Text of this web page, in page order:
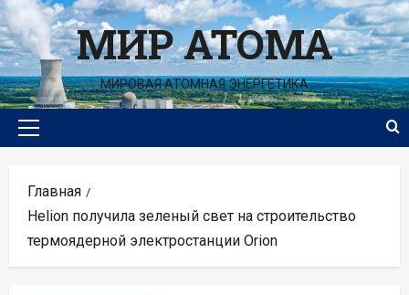
Перейти
к
содержимомуМИР АТОМА
МИРОВАЯ АТОМНАЯ ЭНЕРГЕТИКА
Основное
Главная
Helion получила зеленый свет на строительство
термоядерной электростанции Orion